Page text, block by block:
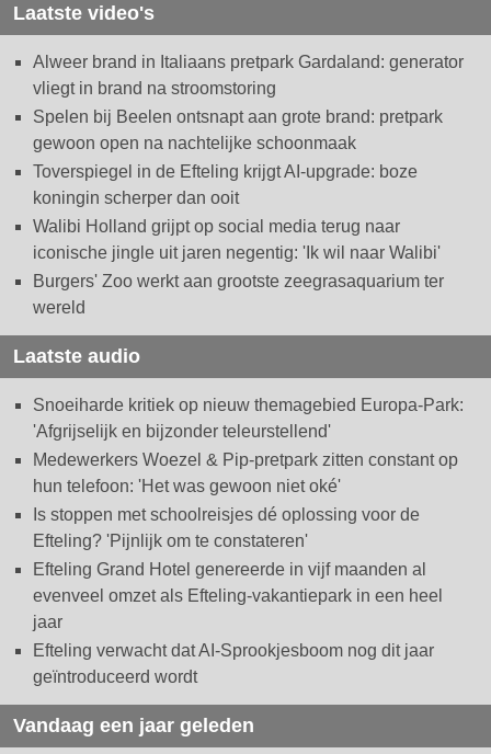
Laatste video's
Alweer brand in Italiaans pretpark Gardaland: generator
vliegt in brand na stroomstoring
Spelen bij Beelen ontsnapt aan grote brand: pretpark
gewoon open na nachtelijke schoonmaak
Toverspiegel in de Efteling krijgt AI-upgrade: boze
koningin scherper dan ooit
Walibi Holland grijpt op social media terug naar
iconische jingle uit jaren negentig: 'Ik wil naar Walibi'
Burgers' Zoo werkt aan grootste zeegrasaquarium ter
wereld
Laatste audio
Snoeiharde kritiek op nieuw themagebied Europa-Park:
'Afgrijselijk en bijzonder teleurstellend'
Medewerkers Woezel & Pip-pretpark zitten constant op
hun telefoon: 'Het was gewoon niet oké'
Is stoppen met schoolreisjes dé oplossing voor de
Efteling? 'Pijnlijk om te constateren'
Efteling Grand Hotel genereerde in vijf maanden al
evenveel omzet als Efteling-vakantiepark in een heel
jaar
Efteling verwacht dat AI-Sprookjesboom nog dit jaar
geïntroduceerd wordt
Vandaag een jaar geleden